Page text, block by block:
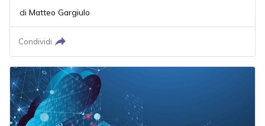
di Matteo Gargiulo
Condividi